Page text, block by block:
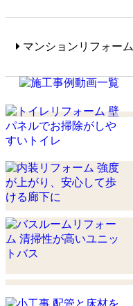
マンションリフォーム